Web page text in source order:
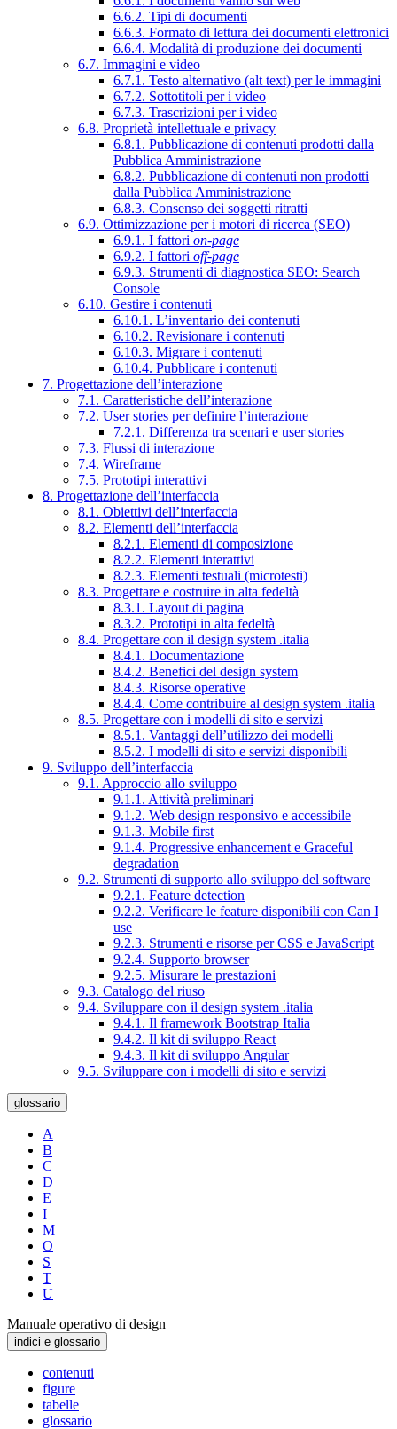
6.6.2. Tipi di documenti
6.6.3. Formato di lettura dei documenti elettronici
6.6.4. Modalità di produzione dei documenti
6.7. Immagini e video
6.7.1. Testo alternativo (alt text) per le immagini
6.7.2. Sottotitoli per i video
6.7.3. Trascrizioni per i video
6.8. Proprietà intellettuale e privacy
6.8.1. Pubblicazione di contenuti prodotti dalla
Pubblica Amministrazione
6.8.2. Pubblicazione di contenuti non prodotti
dalla Pubblica Amministrazione
6.8.3. Consenso dei soggetti ritratti
6.9. Ottimizzazione per i motori di ricerca (SEO)
6.9.1. I fattori on-page
6.9.2. I fattori off-page
6.9.3. Strumenti di diagnostica SEO: Search
Console
6.10. Gestire i contenuti
6.10.1. L’inventario dei contenuti
6.10.2. Revisionare i contenuti
6.10.3. Migrare i contenuti
6.10.4. Pubblicare i contenuti
7. Progettazione dell’interazione
7.1. Caratteristiche dell’interazione
7.2. User stories per definire l’interazione
7.2.1. Differenza tra scenari e user stories
7.3. Flussi di interazione
7.4. Wireframe
7.5. Prototipi interattivi
8. Progettazione dell’interfaccia
8.1. Obiettivi dell’interfaccia
8.2. Elementi dell’interfaccia
8.2.1. Elementi di composizione
8.2.2. Elementi interattivi
8.2.3. Elementi testuali (microtesti)
8.3. Progettare e costruire in alta fedeltà
8.3.1. Layout di pagina
8.3.2. Prototipi in alta fedeltà
8.4. Progettare con il design system .italia
8.4.1. Documentazione
8.4.2. Benefici del design system
8.4.3. Risorse operative
8.4.4. Come contribuire al design system .italia
8.5. Progettare con i modelli di sito e servizi
8.5.1. Vantaggi dell’utilizzo dei modelli
8.5.2. I modelli di sito e servizi disponibili
9. Sviluppo dell’interfaccia
9.1. Approccio allo sviluppo
9.1.1. Attività preliminari
9.1.2. Web design responsivo e accessibile
9.1.3. Mobile first
9.1.4. Progressive enhancement e Graceful
degradation
9.2. Strumenti di supporto allo sviluppo del software
9.2.1. Feature detection
9.2.2. Verificare le feature disponibili con Can I
use
9.2.3. Strumenti e risorse per CSS e JavaScript
9.2.4. Supporto browser
9.2.5. Misurare le prestazioni
9.3. Catalogo del riuso
9.4. Sviluppare con il design system .italia
9.4.1. Il framework Bootstrap Italia
9.4.2. Il kit di sviluppo React
9.4.3. Il kit di sviluppo Angular
9.5. Sviluppare con i modelli di sito e servizi
glossario
A
B
C
D
E
I
M
O
S
T
U
Manuale operativo di design
indici e glossario
contenuti
figure
tabelle
glossario